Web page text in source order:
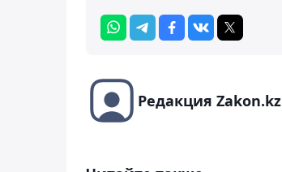
Редакция Zakon.kz